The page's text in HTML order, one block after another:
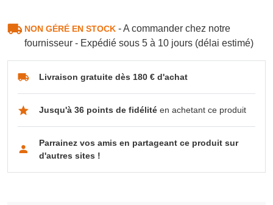
NON GÉRÉ EN STOCK- A commander chez notre
fournisseur - Expédié sous 5 à 10 jours (délai estimé)
Livraison gratuite dès 180 € d'achat
Jusqu'à 36 points de fidélitéen achetant ce produit
Parrainez vos amis en partageant ce produit sur
d'autres sites !